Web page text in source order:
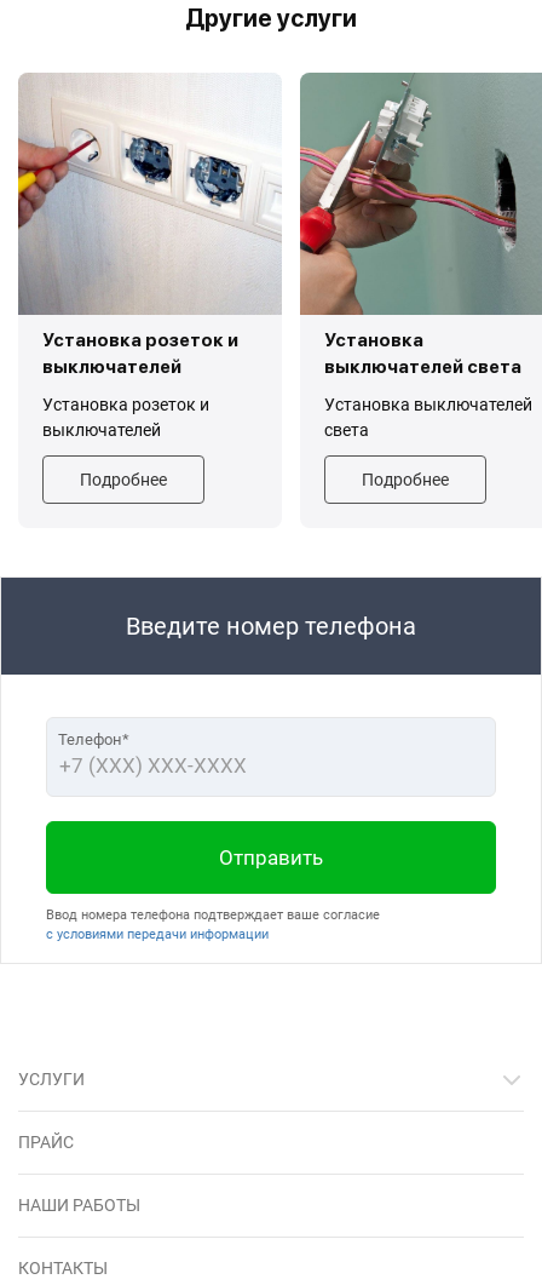
Другие услуги
Установка розеток и
выключателей
Установка розеток и
выключателей
Подробнее
Установка
выключателей света
Установка выключателей
света
Подробнее
Введите номер телефона
Телефон*
Ввод номера телефона подтверждает ваше согласие
с условиями передачи информации
Отправить
УСЛУГИ
ПРАЙС
НАШИ РАБОТЫ
КОНТАКТЫ